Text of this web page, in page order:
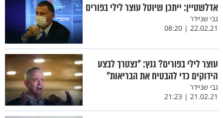
אדלשטיין: ייתכן שיוטל עוצר לילי בפורים
גבי שניידר
22.02.21 | 08:20
עוצר לילי בפורים? גנץ: "נצטרך לבצע
הידוקים כדי להבטיח את הבריאות"
גבי שניידר
21.02.21 | 21:23